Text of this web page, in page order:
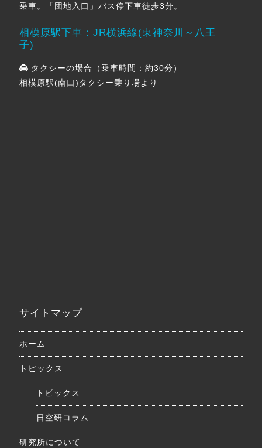
乗車。「団地入口」バス停下車徒歩3分。
相模原駅下車：JR横浜線(東神奈川～八王
子)
タクシーの場合（乗車時間：約30分）
相模原駅(南口)タクシー乗り場より
サイトマップ
ホーム
トピックス
トピックス
日空研コラム
研究所について